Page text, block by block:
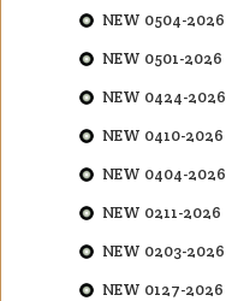
NEW 0504-2026
NEW 0501-2026
NEW 0424-2026
NEW 0410-2026
NEW 0404-2026
NEW 0211-2026
NEW 0203-2026
NEW 0127-2026